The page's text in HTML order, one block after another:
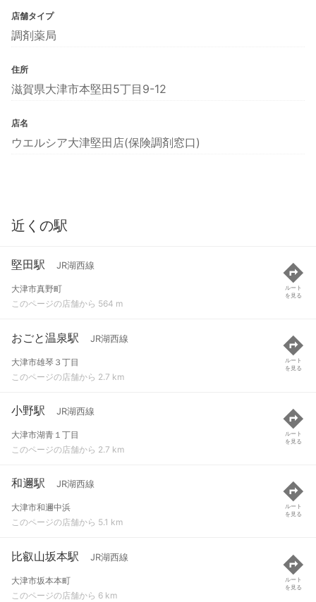
店舗タイプ
調剤薬局
住所
滋賀県大津市本堅田5丁目9-12
店名
ウエルシア大津堅田店(保険調剤窓口)
近くの駅
堅田駅 JR湖西線
大津市真野町
このページの店舗から 564 m
ルート
を見る
おごと温泉駅 JR湖西線
大津市雄琴３丁目
このページの店舗から 2.7 km
ルート
を見る
小野駅 JR湖西線
大津市湖青１丁目
このページの店舗から 2.7 km
ルート
を見る
和邇駅 JR湖西線
大津市和邇中浜
このページの店舗から 5.1 km
ルート
を見る
比叡山坂本駅 JR湖西線
大津市坂本本町
このページの店舗から 6 km
ルート
を見る